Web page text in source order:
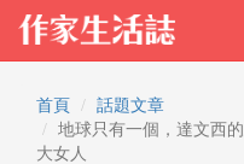
首頁
話題文章
地球只有一個，達文西
大女人